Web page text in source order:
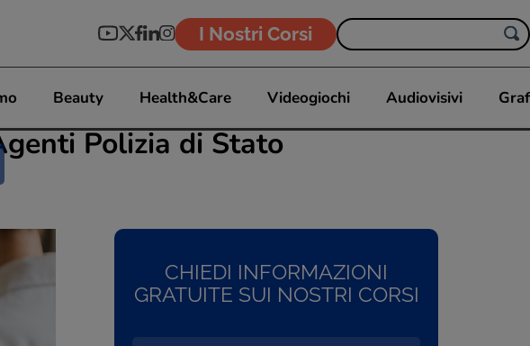
I Nostri Corsi
Beauty Health&Care Videogiochi Audiovisivi
Polizia di Stato
CHIEDI INFORMAZIONI
GRATUITE SUI NOSTRI CORSI